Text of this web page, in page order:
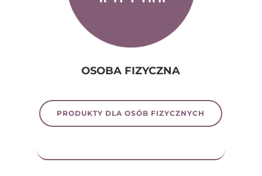
OSOBA FIZYCZNA
PRODUKTY DLA OSÓB FIZYCZNYCH